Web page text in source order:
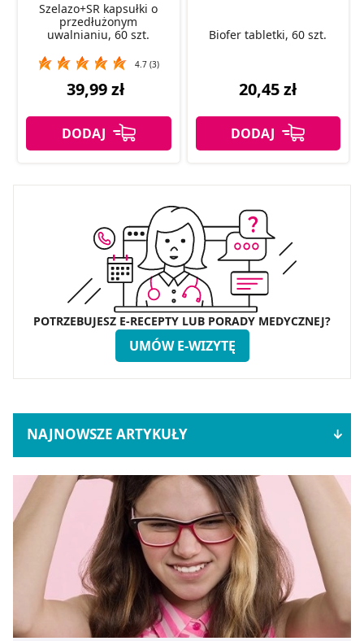
Szelazo+SR kapsułki o
przedłużonym
uwalnianiu, 60 szt.
4.7 (3)
39,99 zł
Biofer tabletki, 60 szt.
20,45 zł
POTRZEBUJESZ E-RECEPTY LUB PORADY MEDYCZNEJ?
UMÓW E-WIZYTĘ
NAJNOWSZE ARTYKUŁY